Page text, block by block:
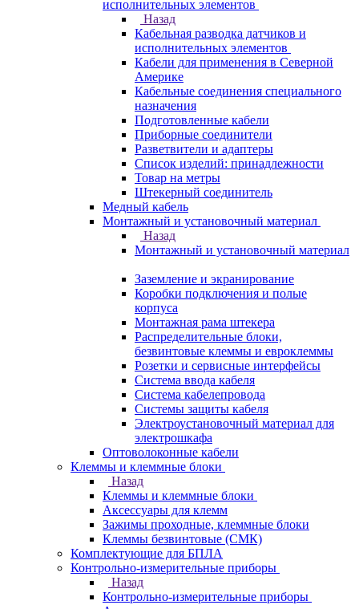
исполнительных элементов
Назад
Кабельная разводка датчиков и
исполнительных элементов
Кабели для применения в Северной
Америке
Кабельные соединения специального
назначения
Подготовленные кабели
Приборные соединители
Разветвители и адаптеры
Список изделий: принадлежности
Товар на метры
Штекерный соединитель
Медный кабель
Монтажный и установочный материал
Назад
Монтажный и установочный материал
Заземление и экранирование
Коробки подключения и полые
корпуса
Монтажная рама штекера
Распределительные блоки,
безвинтовые клеммы и евроклеммы
Розетки и сервисные интерфейсы
Система ввода кабеля
Система кабелепровода
Системы защиты кабеля
Электроустановочный материал для
электрошкафа
Оптоволоконные кабели
Клеммы и клеммные блоки
Назад
Клеммы и клеммные блоки
Аксессуары для клемм
Зажимы проходные, клеммные блоки
Клеммы безвинтовые (СМК)
Комплектующие для БПЛА
Контрольно-измерительные приборы
Назад
Контрольно-измерительные приборы